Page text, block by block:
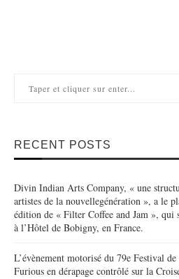
RECENT POSTS
Divin Indian Arts Company, « une
artistes de la nouvellegénération », a le
édition de « Filter Coffee and Jam », qui
à l’Hôtel de Bobigny, en France.
L’évènement motorisé du 79e Festival
Furious en dérapage contrôlé sur la